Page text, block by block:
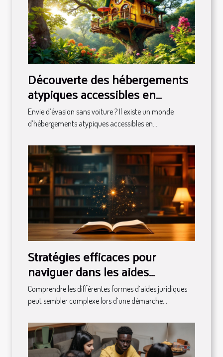
Découverte des hébergements
atypiques accessibles en
transport en commun
Envie d’évasion sans voiture ? Il existe un monde
d’hébergements atypiques accessibles en...
Stratégies efficaces pour
naviguer dans les aides
juridiques disponibles
Comprendre les différentes formes d’aides juridiques
peut sembler complexe lors d’une démarche...